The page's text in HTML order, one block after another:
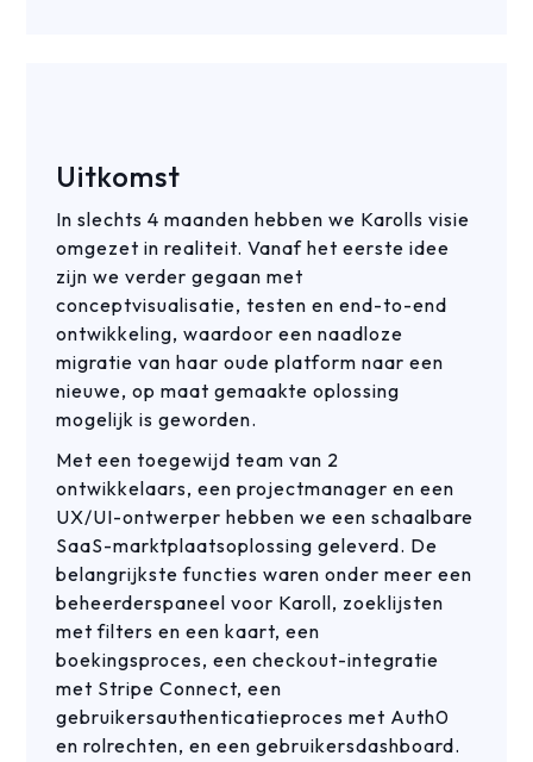
Uitkomst
In slechts 4 maanden hebben we Karolls visie
omgezet in realiteit. Vanaf het eerste idee
zijn we verder gegaan met
conceptvisualisatie, testen en end-to-end
ontwikkeling, waardoor een naadloze
migratie van haar oude platform naar een
nieuwe, op maat gemaakte oplossing
mogelijk is geworden.
Met een toegewijd team van 2
ontwikkelaars, een projectmanager en een
UX/UI-ontwerper hebben we een schaalbare
SaaS-marktplaatsoplossing geleverd. De
belangrijkste functies waren onder meer een
beheerderspaneel voor Karoll, zoeklijsten
met filters en een kaart, een
boekingsproces, een checkout-integratie
met Stripe Connect, een
gebruikersauthenticatieproces met Auth0
en rolrechten, en een gebruikersdashboard.